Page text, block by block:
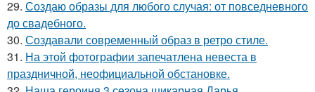
29. Создаю образы для любого случая: от повседневного
до свадебного.
30. Создавали современный образ в ретро стиле.
31. На этой фотографии запечатлена невеста в
праздничной, неофициальной обстановке.